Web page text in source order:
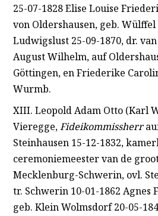
25-07-1828 Elise Louise
von Oldershausen, geb. Wülffel
Ludwigslust 25-09-1870, dr.
August Wilhelm, auf
Göttingen, en Friederike
Wurmb.
XIII. Leopold Adam Otto (Karl
Vieregge,Fideikommissherr
Steinhausen 15-12-1832,
ceremoniemeester van de
Mecklenburg-Schwerin, ovl.
tr. Schwerin 10-01-1862 Agnes
geb. Klein Wolmsdorf 20-05-